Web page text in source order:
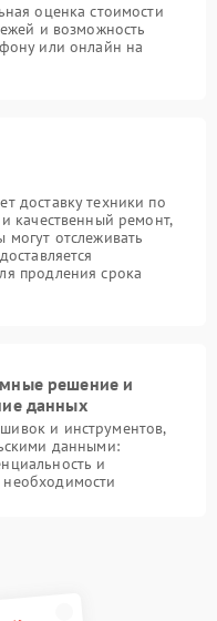
оценка стоимости
и возможность
или онлайн на
доставку техники по
качественный ремонт,
отслеживать
продления срока
решение и
данных
и инструментов,
данными:
и